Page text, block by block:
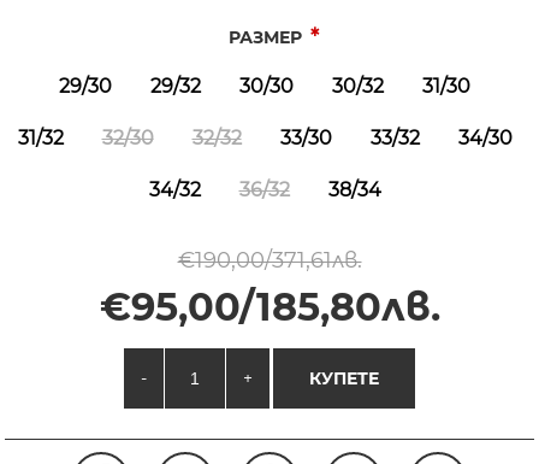
РАЗМЕР *
29/30 29/32 30/30 30/32 31/30
31/32 32/30 32/32 33/30 33/32 34/30
34/32 36/32 38/34
€190,00/371,61лв.
€95,00/185,80лв.
- + КУПЕТЕ